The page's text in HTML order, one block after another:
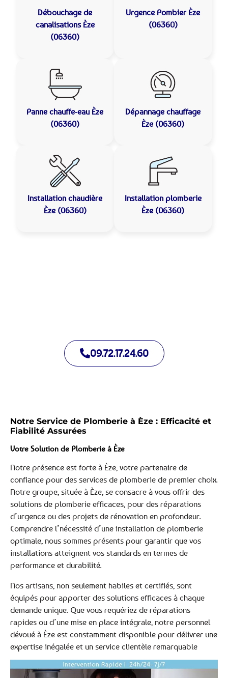
Débouchage de
canalisations Èze
(06360)
Urgence Pombier Èze
(06360)
Panne chauffe-eau Èze
(06360)
Dépannage chauffage
Èze (06360)
Installation chaudière
Èze (06360)
Installation plomberie
Èze (06360)
09.72.17.24.60
Notre Service de Plomberie à Èze : Efficacité et
Fiabilité Assurées
Votre Solution de Plomberie à Èze
Notre présence est forte à Èze, votre partenaire de
confiance pour des services de plomberie de premier choix.
Notre groupe, située à Èze, se consacre à vous offrir des
solutions de plomberie efficaces, pour des réparations
d’urgence ou des projets de rénovation en profondeur.
Comprendre l’nécessité d’une installation de plomberie
optimale, nous sommes présents pour garantir que vos
installations atteignent vos standards en termes de
performance et durabilité.
Nos artisans, non seulement habiles et certifiés, sont
équipés pour apporter des solutions efficaces à chaque
demande unique. Que vous requériez de réparations
rapides ou d’une mise en place intégrale, notre personnel
dévoué à Èze est constamment disponible pour délivrer une
expertise inégalée et un service clientèle remarquable